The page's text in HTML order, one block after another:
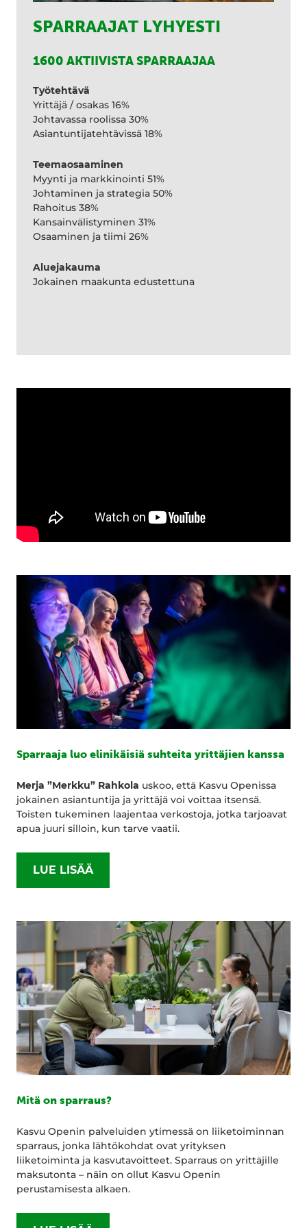
SPARRAAJAT LYHYESTI
1600 AKTIIVISTA SPARRAAJAA
Työtehtävä
Yrittäjä / osakas 16%
Johtavassa roolissa 30%
Asiantuntijatehtävissä 18%
Teemaosaaminen
Myynti ja markkinointi 51%
Johtaminen ja strategia 50%
Rahoitus 38%
Kansainvälistyminen 31%
Osaaminen ja tiimi 26%
Aluejakauma
Jokainen maakunta edustettuna
Sparraaja luo elinikäisiä suhteita yrittäjien kanssa
Merja ”Merkku” Rahkola uskoo, että Kasvu Openissa
jokainen asiantuntija ja yrittäjä voi voittaa itsensä.
Toisten tukeminen laajentaa verkostoja, jotka tarjoavat
apua juuri silloin, kun tarve vaatii.
LUE LISÄÄ
Mitä on sparraus?
Kasvu Openin palveluiden ytimessä on liiketoiminnan
sparraus, jonka lähtökohdat ovat yrityksen
liiketoiminta ja kasvutavoitteet. Sparraus on yrittäjille
maksutonta – näin on ollut Kasvu Openin
perustamisesta alkaen.